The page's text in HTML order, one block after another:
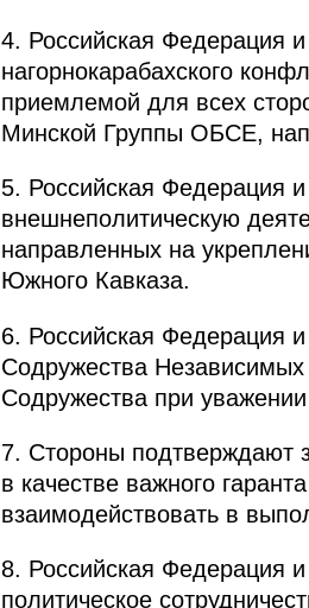
4. Российская Федерация
нагорнокарабахского
приемлемой для всех
Минской Группы ОБСЕ,
5. Российская Федерация
внешнеполитическую
направленных на
Южного Кавказа.
6. Российская Федерация
Содружества
Содружества при уважении
7. Стороны подтверждают
в качестве важного
взаимодействовать в
8. Российская Федерация
политическое